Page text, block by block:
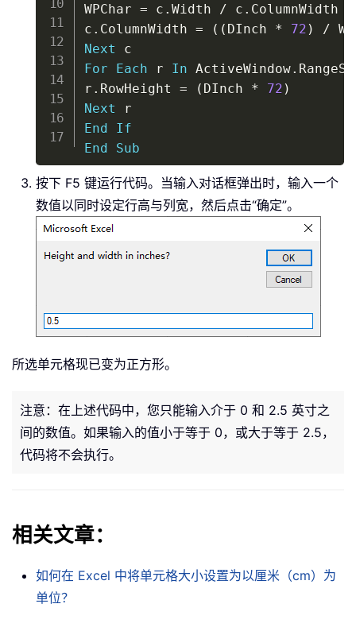
WPChar = c . Width / c . ColumnWidth
c . ColumnWidth = ( ( DInch * 72 ) /
Next
For
Each r In ActiveWindow.
r . RowHeight = ( DInch * 72 )
Next
End
If
End
Sub
按下 F5 键运行代码。当输入对话框弹出时，输入一个
数值以同时设定行高与列宽，然后点击“确定”。
所选单元格现已变为正方形。
注意：在上述代码中，您只能输入介于 0 和 2.5 英寸之
间的数值。如果输入的值小于等于 0，或大于等于 2.5，
代码将不会执行。
相关文章：
如何在 Excel 中将单元格大小设置为以厘米（cm）为
单位？